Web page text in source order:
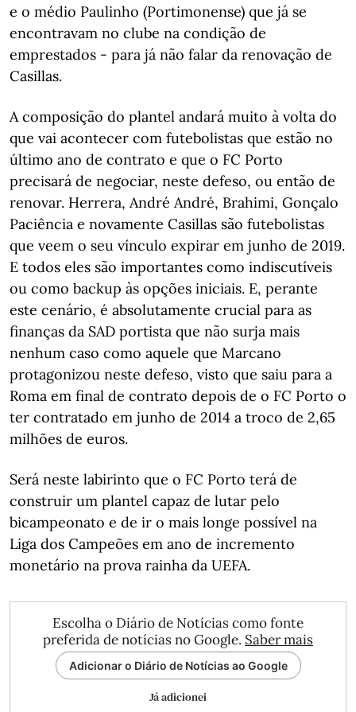
e o médio Paulinho (Portimonense) que já se
encontravam no clube na condição de
emprestados - para já não falar da renovação de
Casillas.
A composição do plantel andará muito à volta do
que vai acontecer com futebolistas que estão no
último ano de contrato e que o FC Porto
precisará de negociar, neste defeso, ou então de
renovar. Herrera, André André, Brahimi, Gonçalo
Paciência e novamente Casillas são futebolistas
que veem o seu vínculo expirar em junho de 2019.
E todos eles são importantes como indiscutíveis
ou como backup às opções iniciais. E, perante
este cenário, é absolutamente crucial para as
finanças da SAD portista que não surja mais
nenhum caso como aquele que Marcano
protagonizou neste defeso, visto que saiu para a
Roma em final de contrato depois de o FC Porto o
ter contratado em junho de 2014 a troco de 2,65
milhões de euros.
Será neste labirinto que o FC Porto terá de
construir um plantel capaz de lutar pelo
bicampeonato e de ir o mais longe possível na
Liga dos Campeões em ano de incremento
monetário na prova rainha da UEFA.
Escolha o Diário de Notícias como fonte
preferida de notícias no Google. Saber mais
Adicionar o Diário de Notícias ao Google
Já adicionei